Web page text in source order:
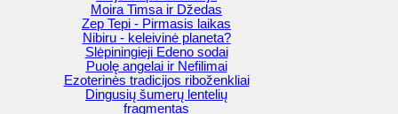
Moira Timsa ir Džedas
Zep Tepi - Pirmasis laikas
Nibiru - keleivinė planeta?
Slėpiningieji Edeno sodai
Puolę angelai ir Nefilimai
Ezoterinės tradicijos riboženkliai
Dingusių šumerų lentelių
fragmentas